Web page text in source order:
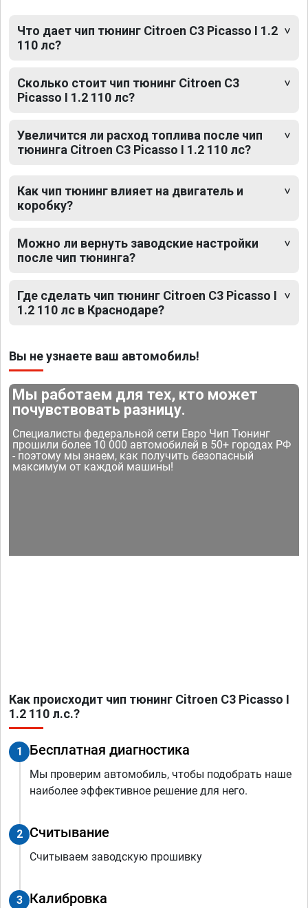
Что дает чип тюнинг Citroen C3 Picasso I 1.2
110 лс?
Сколько стоит чип тюнинг Citroen C3
Picasso I 1.2 110 лс?
Увеличится ли расход топлива после чип
тюнинга Citroen C3 Picasso I 1.2 110 лс?
Как чип тюнинг влияет на двигатель и
коробку?
Можно ли вернуть заводские настройки
после чип тюнинга?
Где сделать чип тюнинг Citroen C3 Picasso I
1.2 110 лс в Краснодаре?
Вы не узнаете ваш автомобиль!
Мы работаем для тех, кто может
почувствовать разницу.
Специалисты федеральной сети Евро Чип Тюнинг
прошили более 10 000 автомобилей в 50+ городах РФ
- поэтому мы знаем, как получить безопасный
максимум от каждой машины!
Как происходит чип тюнинг Citroen C3 Picasso I
1.2 110 л.с.?
1 Бесплатная диагностика
Мы проверим автомобиль, чтобы подобрать наше
наиболее эффективное решение для него.
2 Считывание
Считываем заводскую прошивку
3 Калибровка